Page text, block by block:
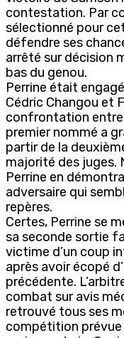
contestation. Par
sélectionné pour
défendre ses
arrêté sur décision
bas du genou.
Perrine était
Cédric Changou et
confrontation entre
premier nommé a
partir de la
majorité des juges.
Perrine en
adversaire qui
repères.
Certes, Perrine se
sa seconde sortie
victime d’un coup
après avoir écopé
précédente.
combat sur avis
retrouvé tous ses
compétition prévue